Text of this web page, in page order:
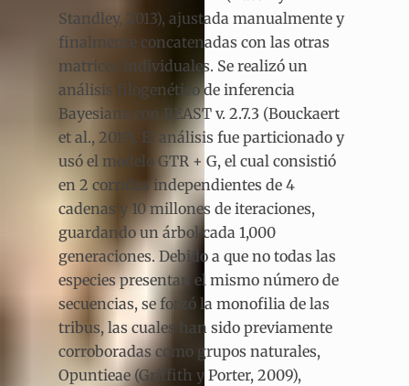
Standley, 2013), ajustada manualmente y
finalmente concatenadas con las otras
matrices individuales. Se realizó un
análisis filogenético de inferencia
Bayesiana con BEAST v. 2.7.3 (Bouckaert
et al., 2019). El análisis fue particionado y
usó el modelo GTR + G, el cual consistió
en 2 corridas independientes de 4
cadenas y 10 millones de iteraciones,
guardando un árbol cada 1,000
generaciones. Debido a que no todas las
especies presentan el mismo número de
secuencias, se forzó la monofilia de las
tribus, las cuales han sido previamente
corroboradas como grupos naturales,
Opuntieae (Griffith y Porter, 2009),